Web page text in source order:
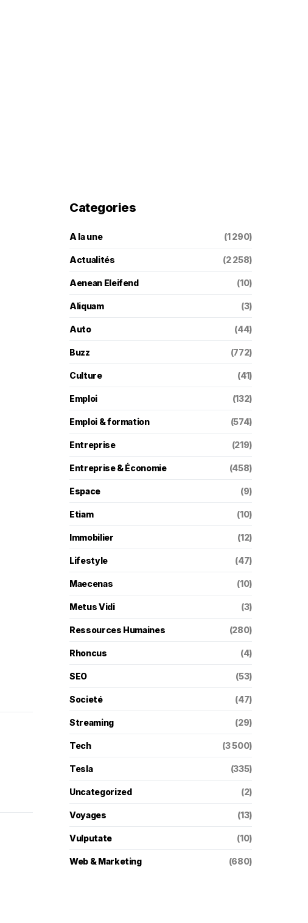
Categories
A la une (1 290)
Actualités (2 258)
Aenean Eleifend (10)
Aliquam (3)
Auto (44)
Buzz (772)
Culture (41)
Emploi (132)
Emploi & formation (574)
Entreprise (219)
Entreprise & Économie (458)
Espace (9)
Etiam (10)
Immobilier (12)
Lifestyle (47)
Maecenas (10)
Metus Vidi (3)
Ressources Humaines (280)
Rhoncus (4)
SEO (53)
Societé (47)
Streaming (29)
Tech (3 500)
Tesla (335)
Uncategorized (2)
Voyages (13)
Vulputate (10)
Web & Marketing (680)